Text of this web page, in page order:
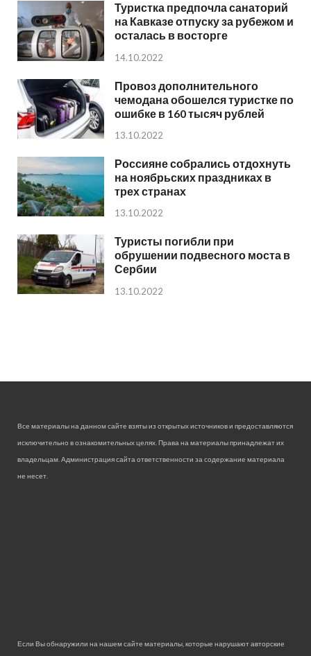
Туристка предпочла санаторий
на Кавказе отпуску за рубежом и
осталась в восторге
14.10.2022
Провоз дополнительного
чемодана обошелся туристке по
ошибке в 160 тысяч рублей
13.10.2022
Россияне собрались отдохнуть
на ноябрьских праздниках в
трех странах
13.10.2022
Туристы погибли при
обрушении подвесного моста в
Сербии
13.10.2022
Все материалы на данном сайте взяты из открытых источников и предоставляются
исключительно в ознакомительных целях. Права на материалы принадлежат их
владельцам. Администрация сайта ответственности за содержание материала
не несет.
Если Вы обнаружили на нашем сайте материалы, которые нарушают авторские